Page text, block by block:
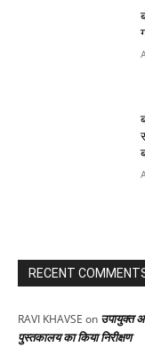
RECENT
RAVI KHAVSE on उपायुक्त
पुस्तकालय का किया निरीक्षण